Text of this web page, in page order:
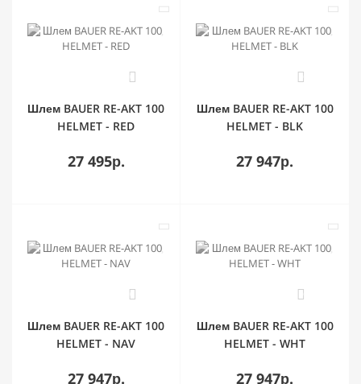
0
Шлем BAUER RE-AKT 100
HELMET - RED
27 495р.
0
Шлем BAUER RE-AKT 100
HELMET - BLK
27 947р.
0
Шлем BAUER RE-AKT 100
HELMET - NAV
27 947р.
0
Шлем BAUER RE-AKT 100
HELMET - WHT
27 947р.